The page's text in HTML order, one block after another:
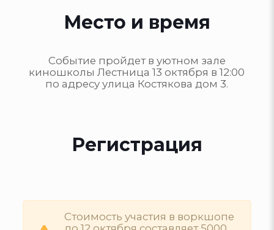
Место и время
Событие пройдет в уютном зале
киношколы Лестница 13 октября в 12:00
по адресу улица Костякова дом 3.
Регистрация
Стоимость участия в воркшопе